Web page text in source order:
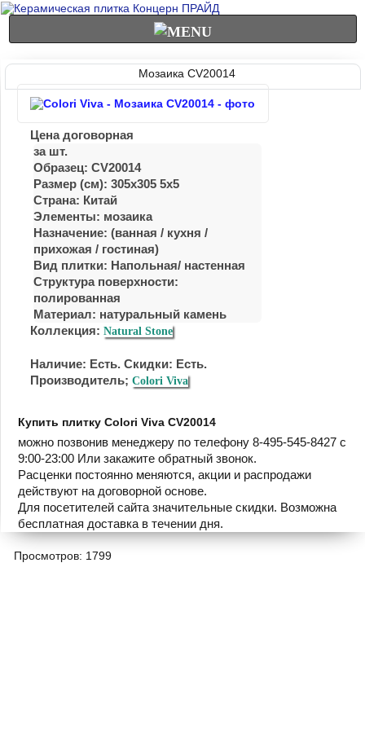
Мозаика CV20014
Цена договорная
за шт.
Образец: CV20014
Размер (см): 305x305 5x5
Страна: Китай
Элементы: мозаика
Назначение: (ванная / куxня /
приxожая / гостиная)
Вид плитки: Напольная/ настенная
Структура поверхности:
полированная
Материал: натуральный камень
Коллекция: Natural Stone
Наличие: Есть. Скидки: Есть.
Производитель; Colori Viva
Купить плитку Colori Viva CV20014
можно позвонив менеджеру по телефону 8-495-545-8427 с
9:00-23:00 Или закажите обратный звонок.
Расценки постоянно меняются, акции и распродажи
действуют на договорной основе.
Для посетителей сайта значительные скидки. Возможна
бесплатная доставка в течении дня.
Просмотров: 1799